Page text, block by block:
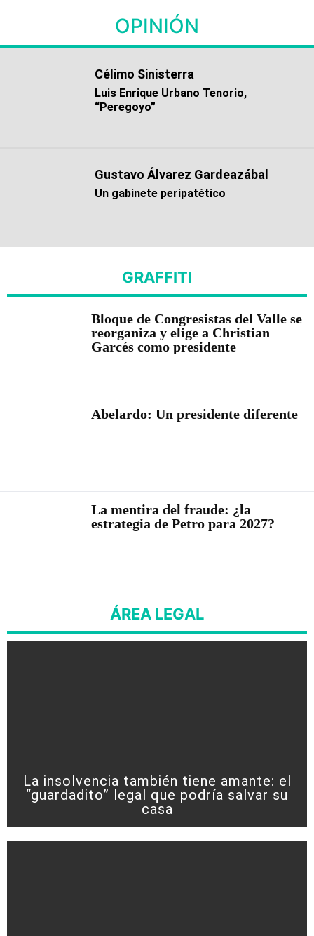
OPINIÓN
Célimo Sinisterra
Luis Enrique Urbano Tenorio,
“Peregoyo”
Gustavo Álvarez Gardeazábal
Un gabinete peripatético
GRAFFITI
Bloque de Congresistas del Valle se
reorganiza y elige a Christian
Garcés como presidente
Abelardo: Un presidente diferente
La mentira del fraude: ¿la
estrategia de Petro para 2027?
ÁREA LEGAL
La insolvencia también tiene amante: el
“guardadito” legal que podría salvar su
casa